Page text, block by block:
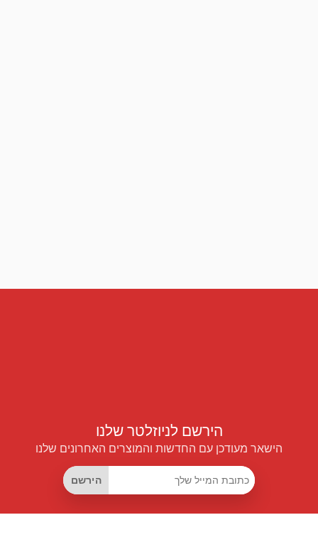
הירשם לניוזלטר שלנו
הישאר מעודכן עם החדשות והמוצרים האחרונים שלנו
הירשם